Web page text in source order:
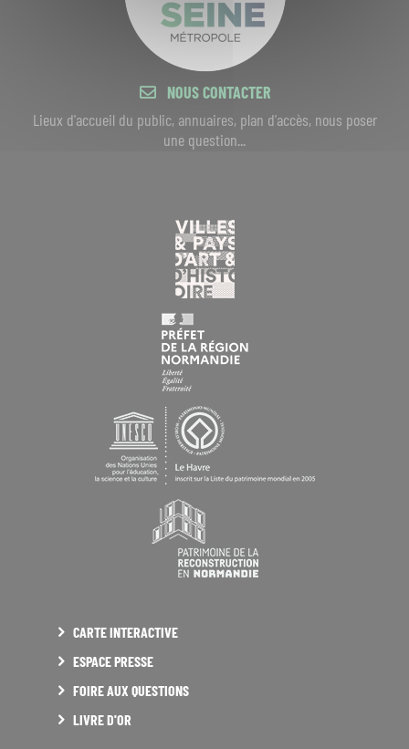
NOUS CONTACTER
Lieux d'accueil du public, annuaires, plan d'accès, nous poser
une question...
CARTE INTERACTIVE
ESPACE PRESSE
FOIRE AUX QUESTIONS
LIVRE D'OR